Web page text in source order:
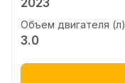
Объем двигателя (л)
3.0